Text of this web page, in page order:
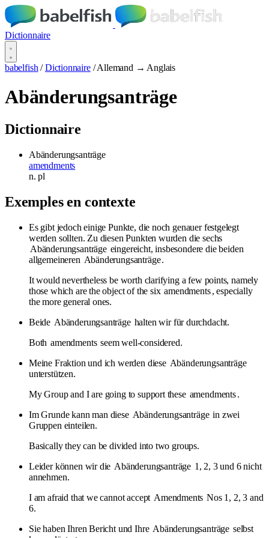
Dictionnaire
babelfish / Dictionnaire / Allemand → Anglais
Abänderungsanträge
Dictionnaire
Abänderungsanträge
amendments
n.pl
Exemples en contexte
Es gibt jedoch einige Punkte, die noch genauer festgelegt
werden sollten. Zu diesen Punkten wurden die sechs
Abänderungsanträge eingereicht, insbesondere die beiden
allgemeineren Abänderungsanträge.
It would nevertheless be worth clarifying a few points, namely
those which are the object of the six amendments , especially
the more general ones.
Beide Abänderungsanträge halten wir für durchdacht.
Both amendments seem well-considered.
Meine Fraktion und ich werden diese Abänderungsanträge
unterstützen.
My Group and I are going to support these amendments.
Im Grunde kann man diese Abänderungsanträge in zwei
Gruppen einteilen.
Basically they can be divided into two groups.
Leider können wir die Abänderungsanträge 1, 2, 3 und 6 nicht
annehmen.
I am afraid that we cannot accept Amendments Nos 1, 2, 3 and
6.
Sie haben Ihren Bericht und Ihre Abänderungsanträge selbst